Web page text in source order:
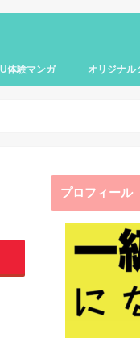
体験マンガ オリジナル
プロフィール